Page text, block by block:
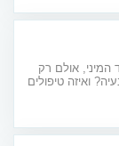
בתפקוד המיני, אולם רק
ואיזה טיפולים